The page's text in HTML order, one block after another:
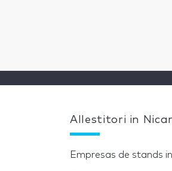
Allestitori in
Empresas de stands